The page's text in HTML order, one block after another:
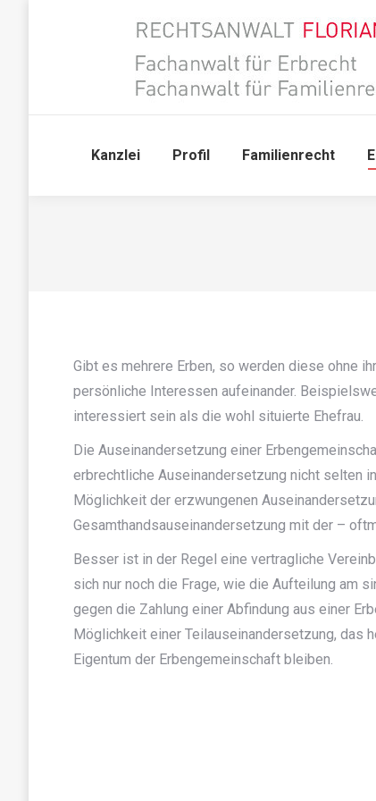
Kanzlei Profil Familienrecht
Gibt es mehrere Erben, so werden diese ohne
persönliche Interessen aufeinander.
interessiert sein als die wohl situierte Ehefrau.
Die Auseinandersetzung einer
erbrechtliche Auseinandersetzung nicht selten
Möglichkeit der erzwungenen
Gesamthandsauseinandersetzung mit der –
Besser ist in der Regel eine vertragliche
sich nur noch die Frage, wie die Aufteilung am
gegen die Zahlung einer Abfindung aus einer
Möglichkeit einer Teilauseinandersetzung, das
Eigentum der Erbengemeinschaft bleiben.